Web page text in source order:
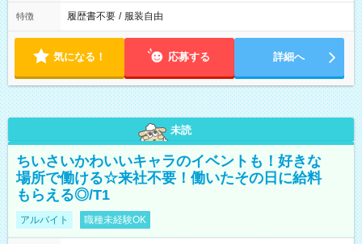
特徴 履歴書不要 / 服装自由
気になる！ 応募する 詳細へ
未読
ちいさいかわいいキャラのイベントも！好きな
場所で働ける☆来社不要！働いたその日に給料
もらえる◎/T1
アルバイト 職種未経験OK